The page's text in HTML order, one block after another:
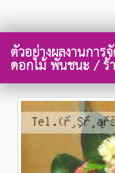
ตัวอย่างผลงานกา
ดอกไม้ พันชนะ /